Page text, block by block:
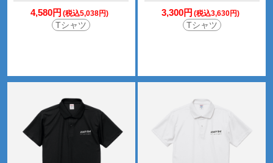
4,580円 (税込5,038円)
Tシャツ
3,300円 (税込3,630円)
Tシャツ